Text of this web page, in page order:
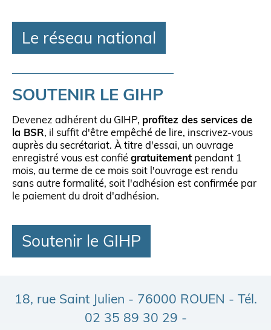
Le réseau national
SOUTENIR LE GIHP
Devenez adhérent du GIHP, profitez des services de
la BSR, il suffit d'être empêché de lire, inscrivez-vous
auprès du secrétariat. À titre d'essai, un ouvrage
enregistré vous est confié gratuitement pendant 1
mois, au terme de ce mois soit l'ouvrage est rendu
sans autre formalité, soit l'adhésion est confirmée par
le paiement du droit d'adhésion.
Soutenir le GIHP
18, rue Saint Julien - 76000 ROUEN - Tél.
02 35 89 30 29 -